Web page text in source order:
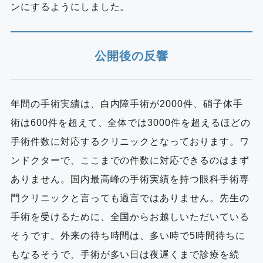
ンにするようにしました。
公開後の反響
年間の手術実績は、白内障手術が2000件、硝子体手
術は600件を超えて、全体では3000件を超えるほどの
手術件数に対応するクリニックとなっております。ワ
ンドクターで、ここまでの件数に対応できるのはまず
ありません。国内最高峰の手術実績を持つ眼科手術専
門クリニックと言っても過言ではありません。先生の
手術を受けるために、全国からお越しいただいている
そうです。外来の待ち時間は、多い時で5時間待ちに
もなるそうで、手術が多い日は夜遅くまで診療を続